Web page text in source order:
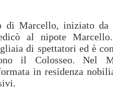
di Marcello, iniziato da
al nipote
di spettatori ed è
il Colosseo. Nel
in residenza